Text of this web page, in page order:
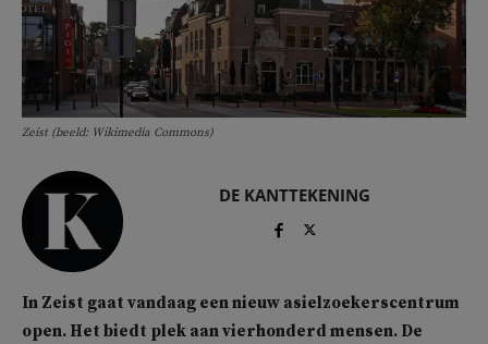
Zeist (beeld: Wikimedia Commons)
DE KANTTEKENING
In Zeist gaat vandaag een nieuw asielzoekerscentrum
open. Het biedt plek aan vierhonderd mensen. De